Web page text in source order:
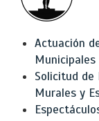
Actuación
Municipales
Solicitud de
Murales y